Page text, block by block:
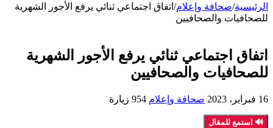
الرئيسية/صحافة وإعلام/ اتفاق اجتماعي ثنائي يرفع الأجور الشهرية
للصحافيات والصحافيين
اتفاق اجتماعي ثنائي يرفع الأجور الشهرية
للصحافيات والصحافيين
16 فبراير، 2023 صحافة وإعلام 954 زيارة
🔊 استمع للمقال